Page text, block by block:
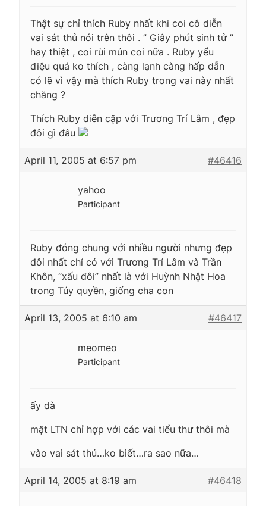
Thật sự chỉ thích Ruby nhất khi coi cô diễn
vai sát thủ nói trên thôi . ” Giây phút sinh tử ”
hay thiệt , coi rùi mún coi nữa . Ruby yểu
điệu quá ko thích , càng lạnh càng hấp dẫn
có lẽ vì vậy mà thích Ruby trong vai này nhất
chăng ?
Thích Ruby diễn cặp với Trương Trí Lâm , đẹp
đôi gì đâu
April 11, 2005 at 6:57 pm #46416
yahoo
Participant
Ruby đóng chung với nhiều người nhưng đẹp
đôi nhất chỉ có với Trương Trí Lâm và Trần
Khôn, “xấu đôi” nhất là với Huỳnh Nhật Hoa
trong Túy quyền, giống cha con
April 13, 2005 at 6:10 am #46417
meomeo
Participant
ấy dà
mặt LTN chỉ hợp với các vai tiểu thư thôi mà
vào vai sát thủ…ko biết…ra sao nữa…
April 14, 2005 at 8:19 am #46418